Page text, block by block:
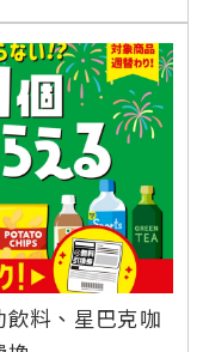
飲料、星巴克咖